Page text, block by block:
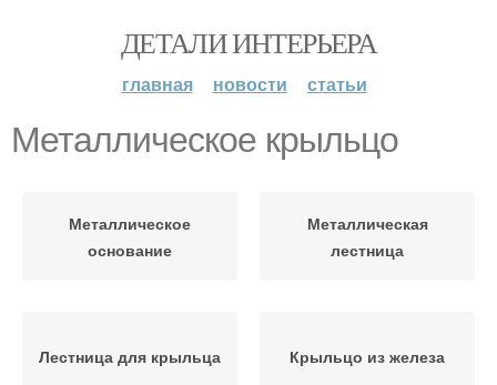
ДЕТАЛИ ИНТЕРЬЕРА
главная новости статьи
Металлическое крыльцо
Металлическое
основание
Металлическая
лестница
Лестница для крыльца Крыльцо из железа